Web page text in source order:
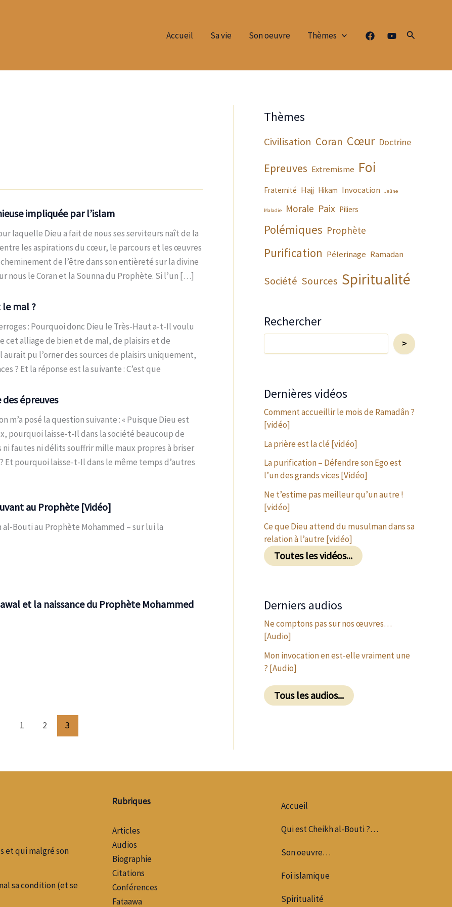
Accueil Sa vie Son oeuvre Thèmes Rechercher
impliquée par l’islam
laquelle Dieu a fait de nous ses serviteurs naît de la
les aspirations du cœur, le parcours et les œuvres
de l’être dans son entièreté sur la divine
nous le Coran et la Sounna du Prophète. Si l’un […]
mal ?
: Pourquoi donc Dieu le Très-Haut a-t-Il voulu
cet alliage de bien et de mal, de plaisirs et de
aurait pu l’orner des sources de plaisirs uniquement,
? Et la réponse est la suivante : C’est que
épreuves
m’a posé la question suivante : « Puisque Dieu est
pourquoi laisse-t-Il dans la société beaucoup de
ni fautes ni délits souffrir mille maux propres à briser
Et pourquoi laisse-t-Il dans le même temps d’autres
au Prophète [Vidéo]
al-Bouti au Prophète Mohammed – sur lui la
et la naissance du Prophète Mohammed
1 2 3
Thèmes
Civilisation Coran Cœur Doctrine
Epreuves Extremisme Foi
Fraternité Hajj Hikam Invocation Jeûne
Maladie Morale Paix Piliers
Polémiques Prophète
Purification Pélerinage Ramadan
Société Sources Spiritualité
Rechercher
Rechercher... >
Dernières vidéos
Comment accueillir le mois de Ramadân ?
[vidéo]
La prière est la clé [vidéo]
La purification – Défendre son Ego est
l’un des grands vices [Vidéo]
Ne t’estime pas meilleur qu’un autre !
[vidéo]
Ce que Dieu attend du musulman dans sa
relation à l’autre [vidéo]
Toutes les vidéos...
Derniers audios
Ne comptons pas sur nos œuvres…
[Audio]
Mon invocation en est-elle vraiment une
? [Audio]
Tous les audios...
et qui malgré son
sa condition (et se
Rubriques
Articles
Audios
Biographie
Citations
Conférences
Fataawa
Accueil
Qui est Cheikh al-Bouti ?…
Son oeuvre…
Foi islamique
Spiritualité